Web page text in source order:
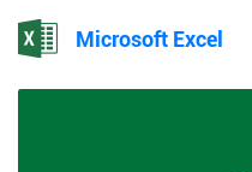
Microsoft Excel